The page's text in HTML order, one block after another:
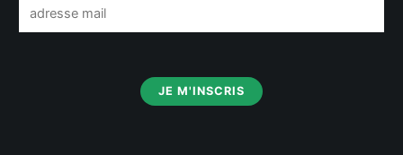
m
JE M'INSCRIS